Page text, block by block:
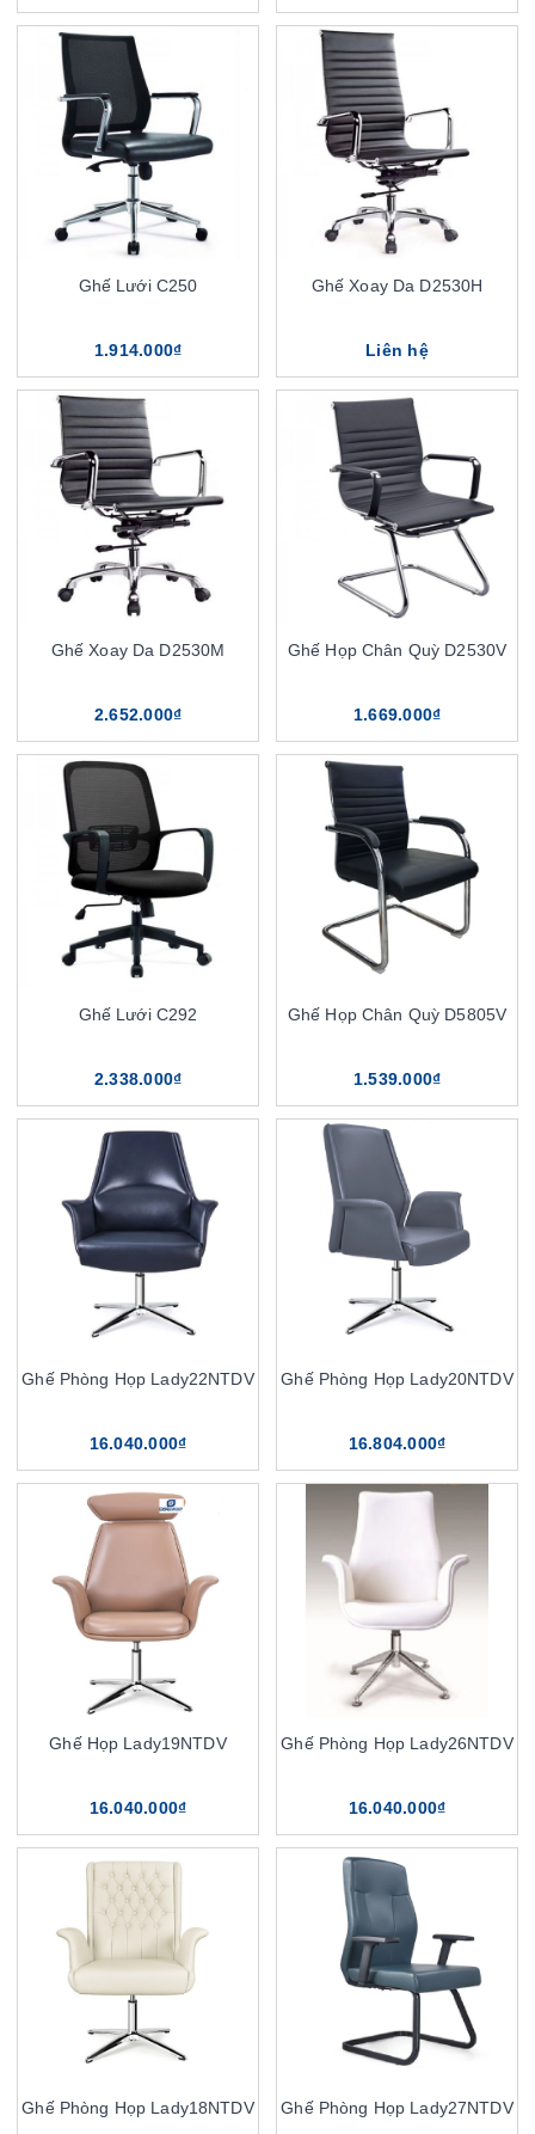
Ghế Lưới C250
1.914.000₫
Ghế Xoay Da D2530H
Liên hệ
Ghế Xoay Da D2530M
2.652.000₫
Ghế Họp Chân Quỳ D2530V
1.669.000₫
Ghế Lưới C292
2.338.000₫
Ghế Họp Chân Quỳ D5805V
1.539.000₫
Ghế Phòng Họp Lady22NTDV
16.040.000₫
Ghế Phòng Họp Lady20NTDV
16.804.000₫
Ghế Họp Lady19NTDV
16.040.000₫
Ghế Phòng Họp Lady26NTDV
16.040.000₫
Ghế Phòng Họp Lady18NTDV Ghế Phòng Họp Lady27NTDV